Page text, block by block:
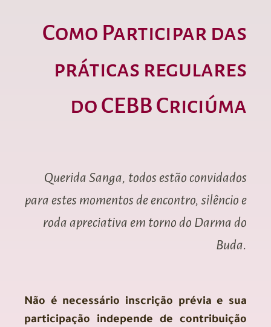
Como Participar das
práticas regulares
do CEBB Criciúma
Querida Sanga, todos estão convidados
para estes momentos de encontro, silêncio e
roda apreciativa em torno do Darma do
Buda.
Não é necessário inscrição prévia e sua
participação independe de contribuição